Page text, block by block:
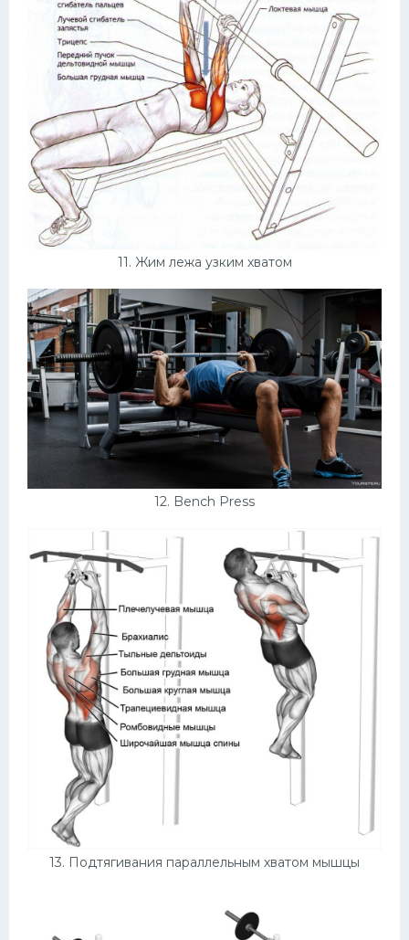
11. Жим лежа узким хватом
12. Bench Press
13. Подтягивания параллельным хватом мышцы